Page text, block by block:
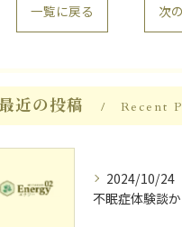
一覧に戻る 次
最近の投稿 Recent
2024/10/24